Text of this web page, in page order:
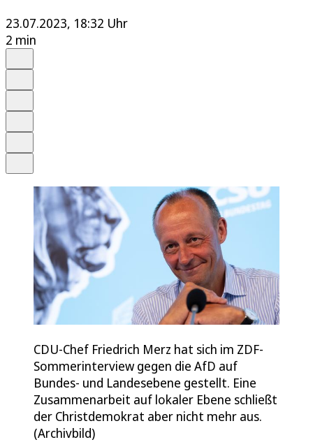
23.07.2023, 18:32 Uhr
2 min
CDU-Chef Friedrich Merz hat sich im ZDF-
Sommerinterview gegen die AfD auf
Bundes- und Landesebene gestellt. Eine
Zusammenarbeit auf lokaler Ebene schließt
der Christdemokrat aber nicht mehr aus.
(Archivbild)